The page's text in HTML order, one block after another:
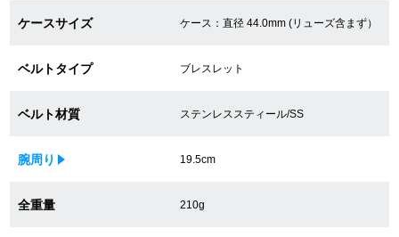
買取・下取りはこちら
買取専門サロン
買取ご成約者様限定5万円クーポン
75%以上保証！中古商品高価買戻し
ケースサイズ ケース：直径 44.0mm (リューズ含まず）
ベルトタイプ ブレスレット
ベルト材質 ステンレススティール/SS
腕周り 19.5cm
全重量 210g